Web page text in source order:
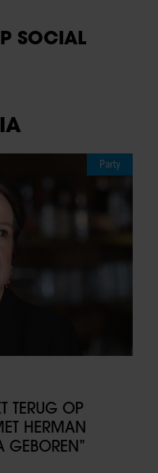
SOCIAL
Party
TERUG OP
HERMAN
GEBOREN”